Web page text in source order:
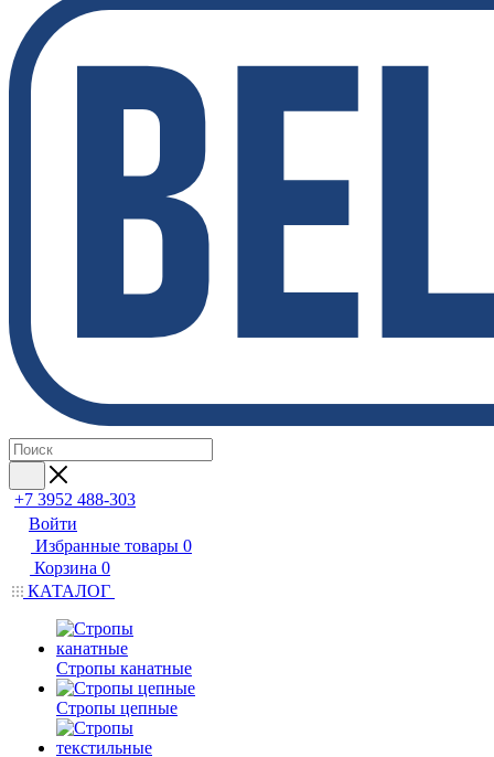
+7 3952 488-303
Войти
Избранные товары 0
Корзина 0
КАТАЛОГ
Стропы канатные
Стропы цепные